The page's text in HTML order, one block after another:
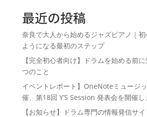
最近の投稿
奈良で大人から始めるジャズピアノ｜
ようになる最初のステップ
【完全初心者向け】ドラムを始める前
つのこと
イベントレポート】OneNoteミュージ
催、第18回 Y’S Session 発表会を開催し
【お知らせ】ドラム専門の情報発信サ